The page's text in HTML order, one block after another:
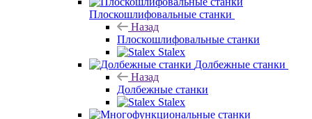
Плоскошлифовальные станки
Назад
Плоскошлифовальные станки
Stalex
Долбежные станки
Назад
Долбежные станки
Stalex